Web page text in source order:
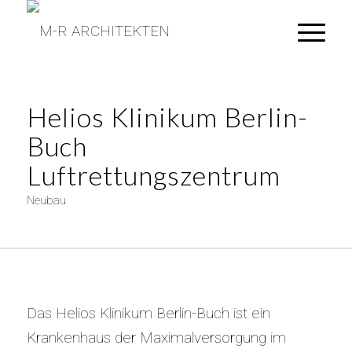
Helios Klinikum Berlin-
Buch
Luftrettungszentrum
Neubau
Das Helios Klinikum Berlin-Buch ist ein
Krankenhaus der Maximalversorgung im